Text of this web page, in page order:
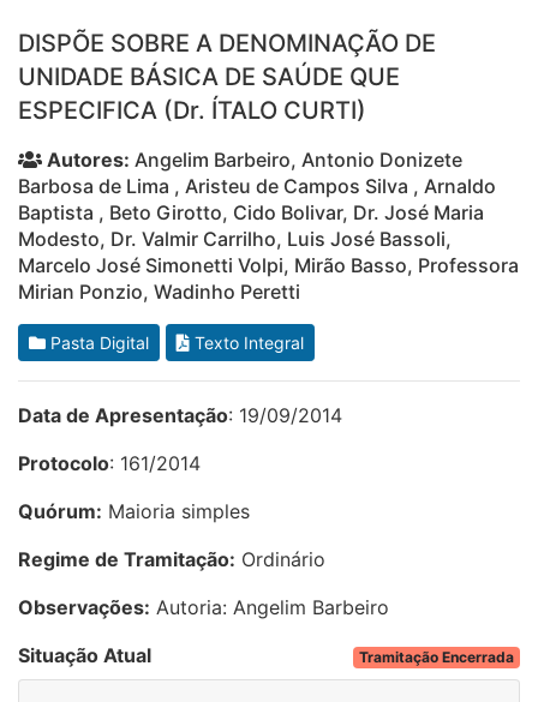
DISPÕE SOBRE A DENOMINAÇÃO DE
UNIDADE BÁSICA DE SAÚDE QUE
ESPECIFICA (Dr. ÍTALO CURTI)
Autores: Angelim Barbeiro, Antonio Donizete
Barbosa de Lima , Aristeu de Campos Silva , Arnaldo
Baptista , Beto Girotto, Cido Bolivar, Dr. José Maria
Modesto, Dr. Valmir Carrilho, Luis José Bassoli,
Marcelo José Simonetti Volpi, Mirão Basso, Professora
Mirian Ponzio, Wadinho Peretti
Pasta Digital Texto Integral
Data de Apresentação: 19/09/2014
Protocolo: 161/2014
Quórum: Maioria simples
Regime de Tramitação: Ordinário
Observações: Autoria: Angelim Barbeiro
Situação Atual
Tramitação Encerrada